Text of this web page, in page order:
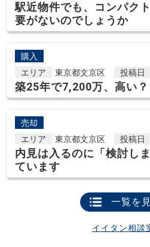
駅近物件でも、コンパク
要がないのでしょうか
購入
エリア
東京都文京区 投稿日
築25年で7,200万、高い？
売却
エリア
東京都文京区 投稿日
内見は入るのに「検討し
ています
一覧を
イイタン相談